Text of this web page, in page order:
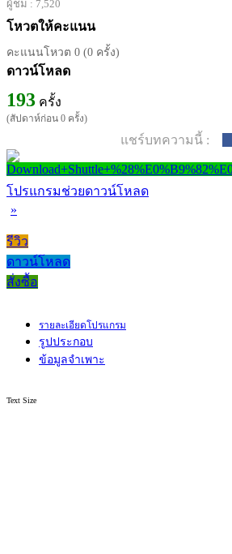
ผู้ชม : 7,520
โหวตให้คะแนน
คะแนนโหวต 0 (0 ครั้ง)
ดาวน์โหลด
193 ครั้ง
(สัปดาห์ก่อน 0 ครั้ง)
แชร์บทความนี้ :
โปรแกรมช่วยดาวน์โหลด
»
รีวิว
ดาวน์โหลด
สั่งซื้อ
รายละเอียดโปรแกรม
รูปประกอบ
ข้อมูลจำเพาะ
Text Size